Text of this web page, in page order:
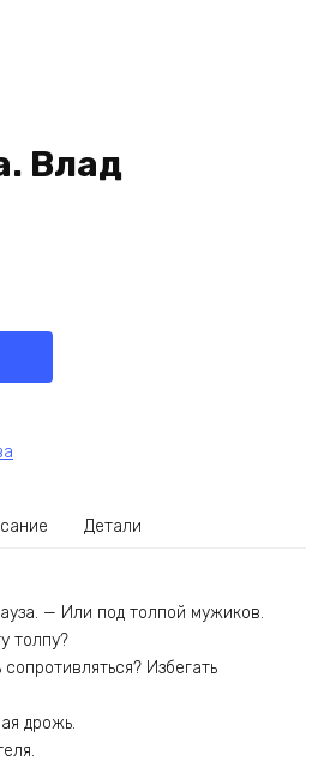
Влад
Детали
— Или под толпой мужиков.
толпу?
Избегать
дрожь.